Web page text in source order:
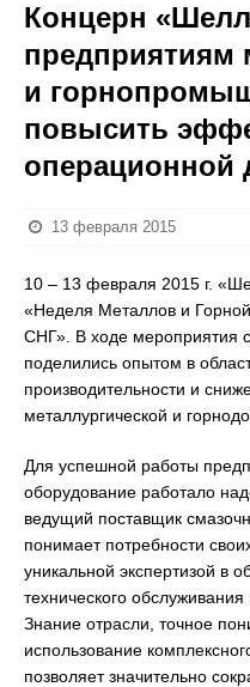
Концерн
предприятиям
и
повысить
операционной
13 февраля 2015
10 – 13 февраля 2015 г.
«Неделя Металлов и
СНГ». В ходе мероприятия
поделились опытом в
производительности и
металлургической и
Для успешной работы
оборудование работало
ведущий поставщик
понимает потребности
уникальной экспертизой в
технического
Знание отрасли, точное
использование
позволяет значительно